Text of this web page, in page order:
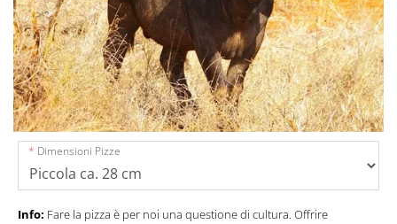
Dimensioni Pizze
Info: Fare la pizza è per noi una questione di cultura. Offrire